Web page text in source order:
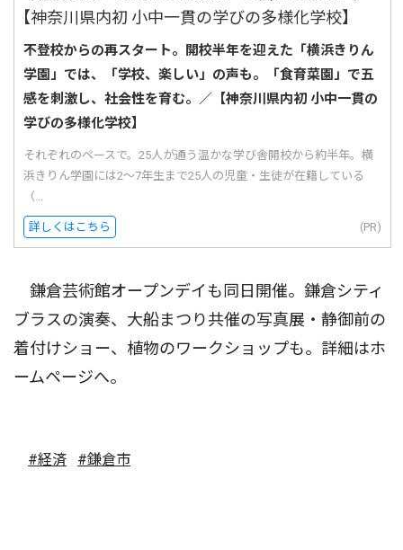
不登校からの再スタート。開校半年を迎えた「横浜きりん
学園」では、「学校、楽しい」の声も。「食育菜園」で五
感を刺激し、社会性を育む。／【神奈川県内初 小中一貫の
学びの多様化学校】
それぞれのペースで。25人が通う温かな学び舎開校から約半年。横
浜きりん学園には2〜7年生まで25人の児童・生徒が在籍している
（...
詳しくはこちら (PR)
鎌倉芸術館オープンデイも同日開催。鎌倉シティ
ブラスの演奏、大船まつり共催の写真展・静御前の
着付けショー、植物のワークショップも。詳細はホ
ームページへ。
#経済 #鎌倉市